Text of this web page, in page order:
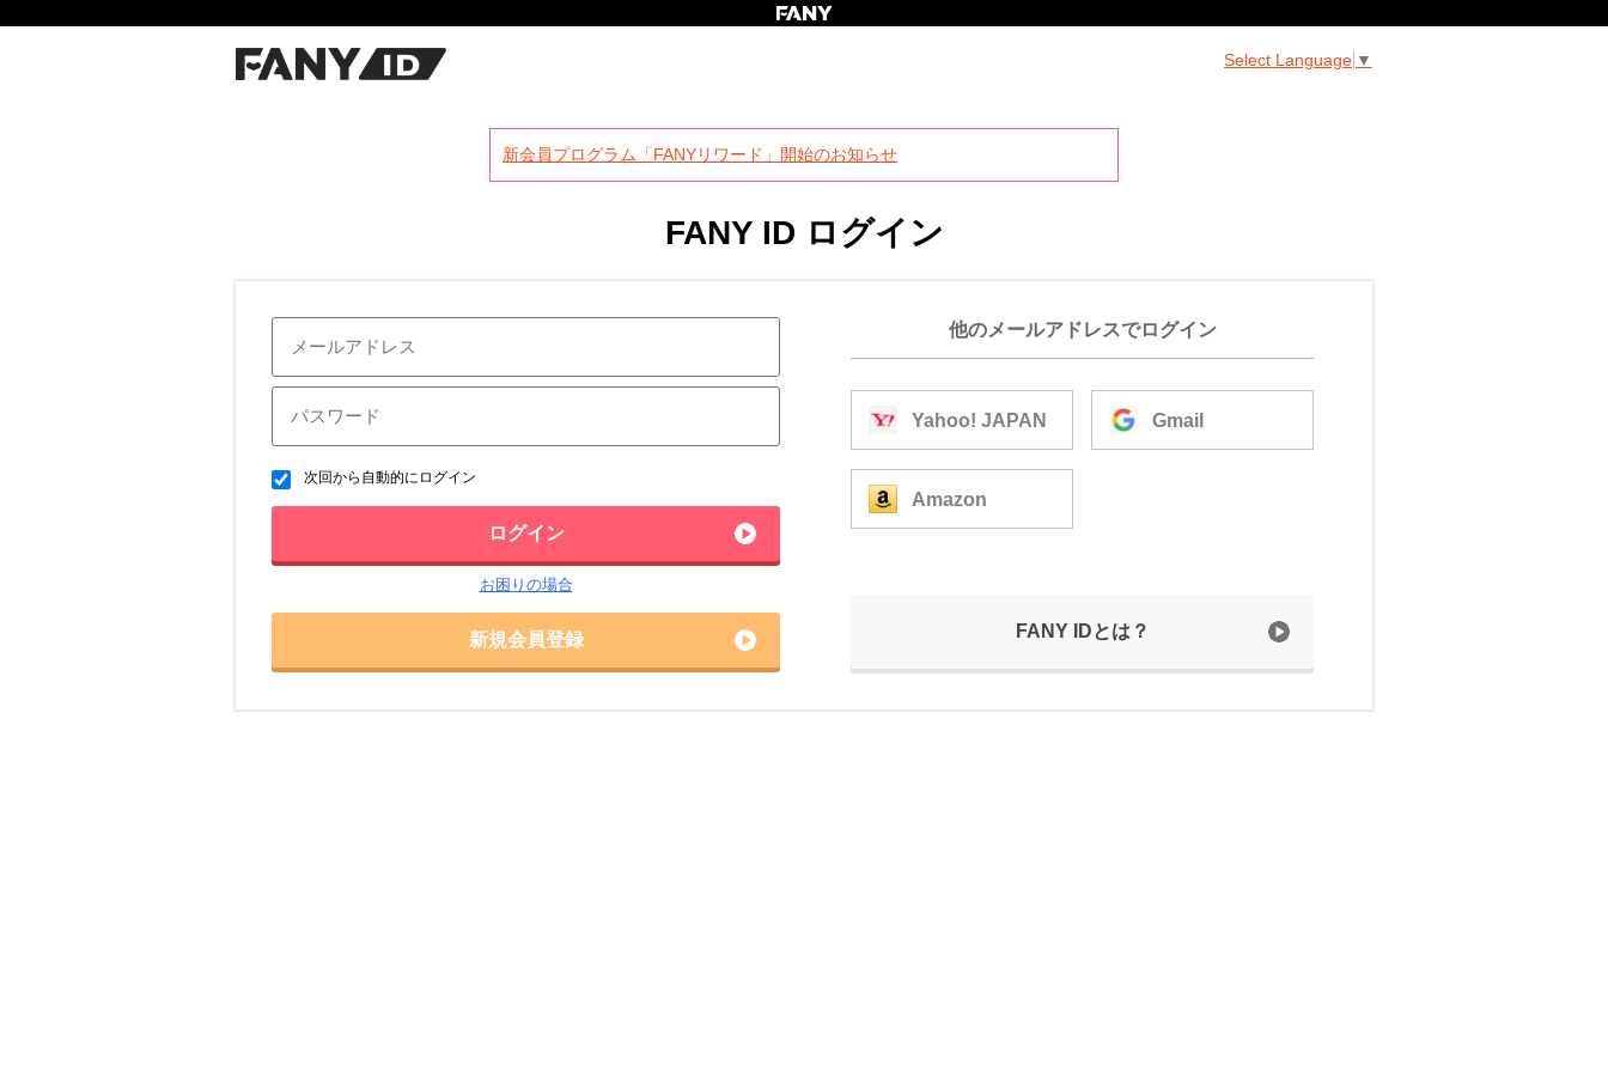
Select Language ▼
新会員プログラム「FANYリワード」開始のお知らせ
FANY ID ログイン
次回から自動的にログイン
ログイン
お困りの場合
新規会員登録
他のメールアドレスでログイン
Yahoo! JAPAN Gmail
Amazon
FANY IDとは？